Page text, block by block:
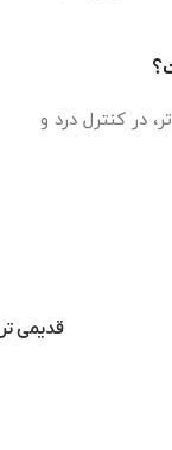
در کنترل درد و
قدیمی تر